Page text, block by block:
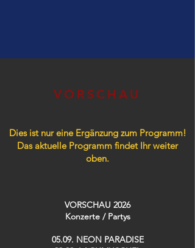
VORSCHAU
Dies ist nur eine Ergänzung zum Programm!
Das aktuelle Programm findet Ihr weiter
oben.
VORSCHAU 2026
Konzerte / Partys​
05.09. NEON PARADISE